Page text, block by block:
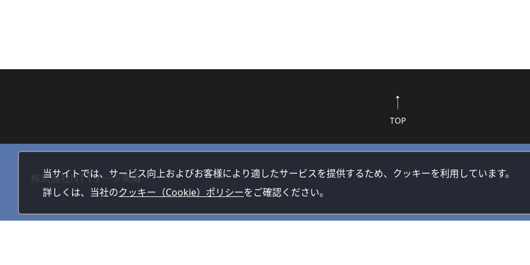
TOP
当サイトでは、サービス向上およびお客様により適したサービスを提供するため、クッキーを利用しています。
詳しくは、当社のクッキー（Cookie）ポリシーをご確認ください。